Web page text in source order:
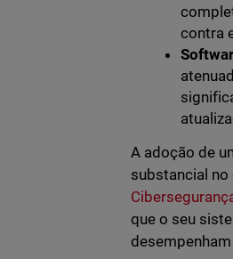
contra
A adoção de
substancial no
que o seu